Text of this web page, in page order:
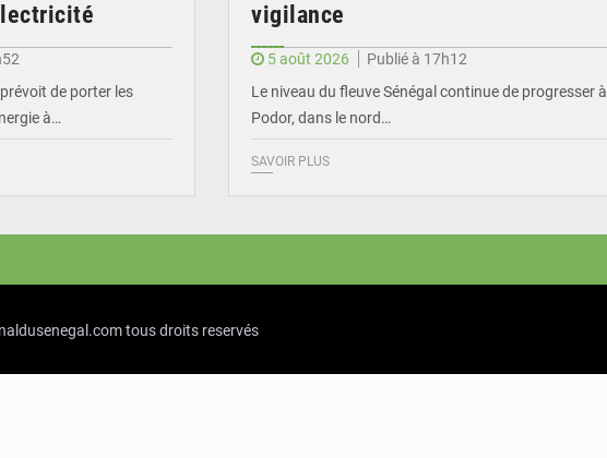
de porter les
à…
vigilance
5 août 2026
Publié à 17h12
Le niveau du fleuve Sénégal continue de progresser à
Podor, dans le nord…
SAVOIR PLUS
tous droits reservés